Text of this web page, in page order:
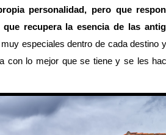
personalidad, pero que
recupera la esencia de las
especiales dentro de cada destino
con lo mejor que se tiene y se les